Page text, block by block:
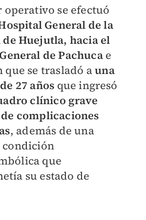
se efectuó
General de la
de Huejutla, hacia el
de Pachucae
que se trasladó auna
27 años que ingresó
clínico grave
complicaciones
, además de una
que
su estado de